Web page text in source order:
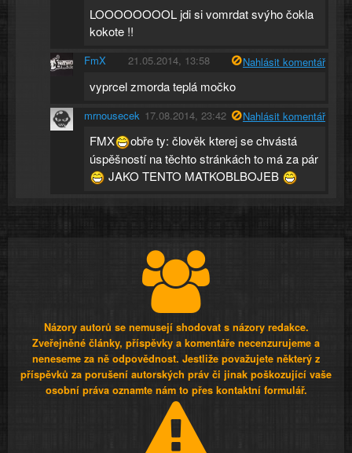
LOOOOOOOOL jdi si vomrdat svýho čokla
kokote !!
FmX 21.05.2014, 13:58 Nahlásit komentář
vyprcel zmorda teplá močko
mrnousecek 17.08.2014, 23:42 Nahlásit komentář
FMX
obře ty: člověk kterej se chvástá
úspěšností na těchto stránkách to má za pár
JAKO TENTO MATKOBLBOJEB
Názory autorů se nemusejí shodovat s názory redakce.
Zveřejněné články, příspěvky a komentáře necenzurujeme a
neneseme za ně odpovědnost. Jestliže považujete některý z
příspěvků za porušení autorských práv či jinak poškozující vaše
osobní práva oznamte nám to přes kontaktní formulář.